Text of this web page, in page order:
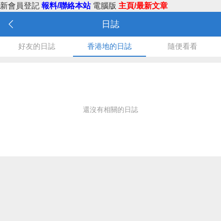
新會員登記 報料/聯絡本站 電腦版 主頁/最新文章
日誌
好友的日誌 香港地的日誌 隨便看看
還沒有相關的日誌